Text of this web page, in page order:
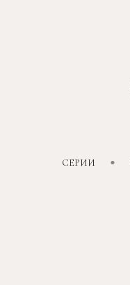
СЕРИИ